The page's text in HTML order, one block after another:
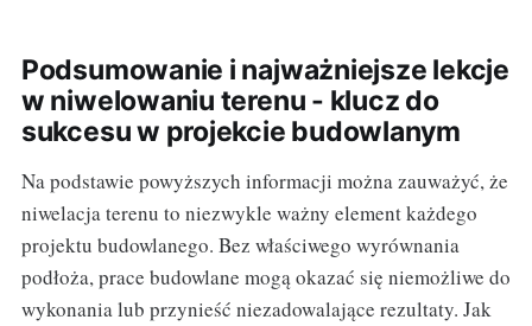
Podsumowanie i najważniejsze lekcje
w niwelowaniu terenu - klucz do
sukcesu w projekcie budowlanym
Na podstawie powyższych informacji można zauważyć, że
niwelacja terenu to niezwykle ważny element każdego
projektu budowlanego. Bez właściwego wyrównania
podłoża, prace budowlane mogą okazać się niemożliwe do
wykonania lub przynieść niezadowalające rezultaty. Jak